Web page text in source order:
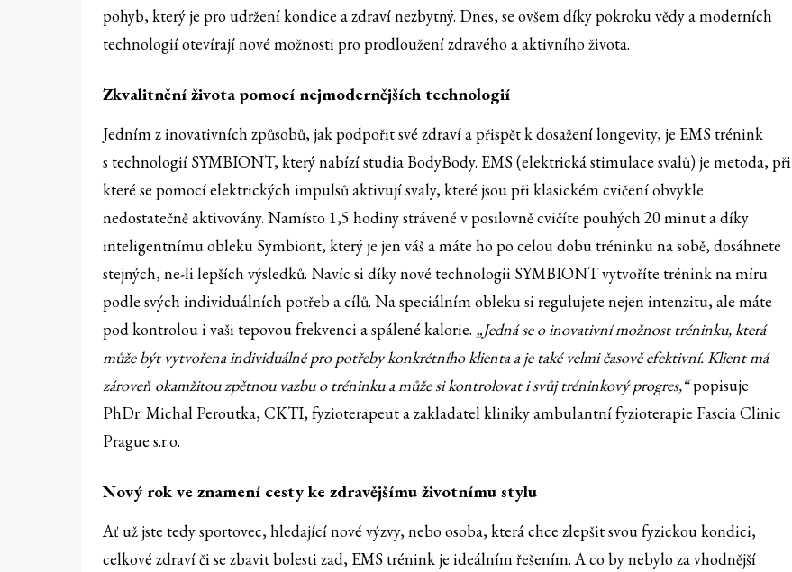
pohyb, který je pro udržení kondice a zdraví nezbytný. Dnes, se ovšem díky pokroku vědy a moderních
technologií otevírají nové možnosti pro prodloužení zdravého a aktivního života.
Zkvalitnění života pomocí nejmodernějších technologií
Jedním z inovativních způsobů, jak podpořit své zdraví a přispět k dosažení longevity, je EMS trénink
s technologií SYMBIONT, který nabízí studia BodyBody. EMS (elektrická stimulace svalů) je metoda, při
které se pomocí elektrických impulsů aktivují svaly, které jsou při klasickém cvičení obvykle
nedostatečně aktivovány. Namísto 1,5 hodiny strávené v posilovně cvičíte pouhých 20 minut a díky
inteligentnímu obleku Symbiont, který je jen váš a máte ho po celou dobu tréninku na sobě, dosáhnete
stejných, ne-li lepších výsledků. Navíc si díky nové technologii SYMBIONT vytvoříte trénink na míru
podle svých individuálních potřeb a cílů. Na speciálním obleku si regulujete nejen intenzitu, ale máte
pod kontrolou i vaši tepovou frekvenci a spálené kalorie. „Jedná se o inovativní možnost tréninku, která
může být vytvořena individuálně pro potřeby konkrétního klienta a je také velmi časově efektivní. Klient má
zároveň okamžitou zpětnou vazbu o tréninku a může si kontrolovat i svůj tréninkový progres,“popisuje
PhDr. Michal Peroutka, CKTI, fyzioterapeut a zakladatel kliniky ambulantní fyzioterapie Fascia Clinic
Prague s.r.o.
Nový rok ve znamení cesty ke zdravějšímu životnímu stylu
Ať už jste tedy sportovec, hledající nové výzvy, nebo osoba, která chce zlepšit svou fyzickou kondici,
celkové zdraví či se zbavit bolesti zad, EMS trénink je ideálním řešením. A co by nebylo za vhodnější